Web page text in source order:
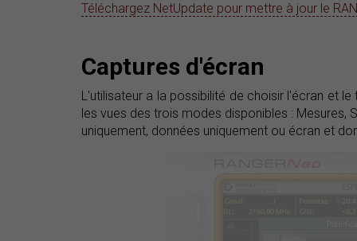
Téléchargez NetUpdate pour mettre à jour le
Captures d'écran
L'utilisateur a la possibilité de choisir l'écran et
les vues des trois modes disponibles :
uniquement, données uniquement ou écran et